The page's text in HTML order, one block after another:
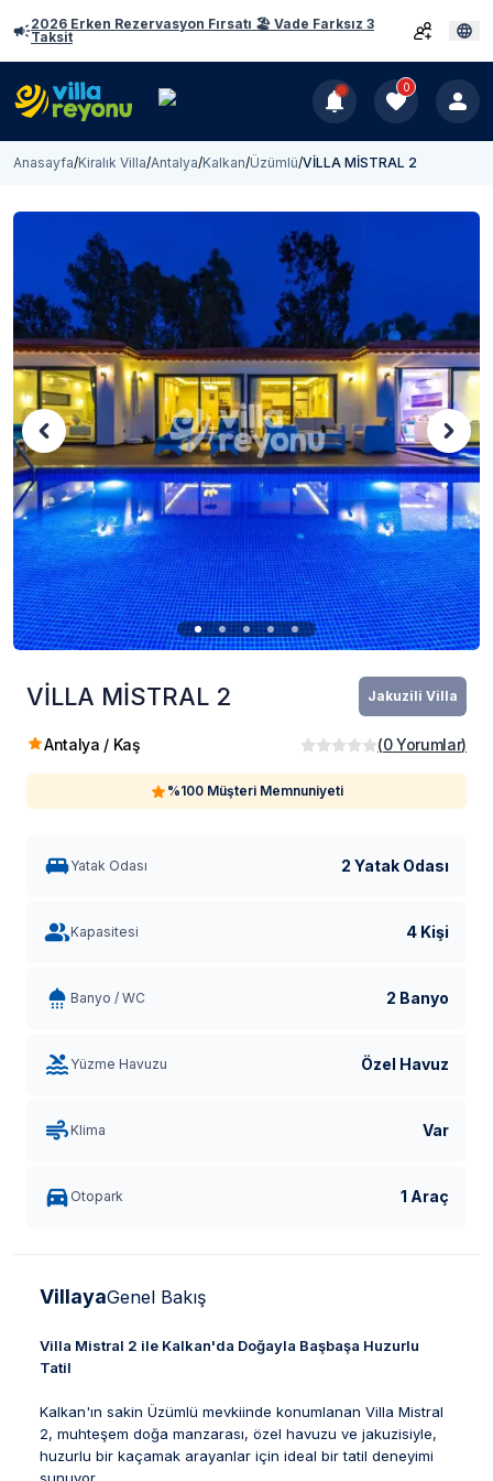
2026 Erken Rezervasyon Fırsatı 🏖️ Vade Farksız 3
Taksit
0
Anasayfa/Kiralık Villa/Antalya/Kalkan/Üzümlü/VİLLA MİSTRAL 2
VİLLA MİSTRAL 2 Jakuzili Villa
Antalya / Kaş (0 Yorumlar)
%100 Müşteri Memnuniyeti
Yatak Odası 2 Yatak Odası
Kapasitesi 4 Kişi
Banyo / WC 2 Banyo
Yüzme Havuzu Özel Havuz
Klima Var
Otopark 1 Araç
VillayaGenel Bakış
Villa Mistral 2 ile Kalkan'da Doğayla Başbaşa Huzurlu
Tatil
Kalkan'ın sakin Üzümlü mevkiinde konumlanan Villa Mistral
2, muhteşem doğa manzarası, özel havuzu ve jakuzisiyle,
huzurlu bir kaçamak arayanlar için ideal bir tatil deneyimi